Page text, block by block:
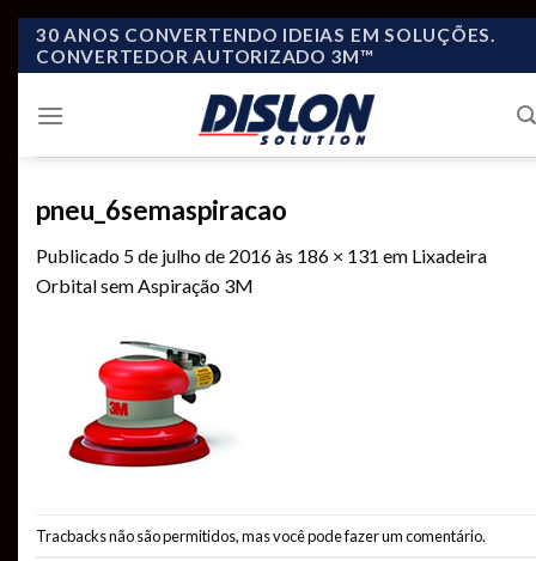
Skip
30 ANOS CONVERTENDO IDEIAS EM SOLUÇÕES.
CONVERTEDOR AUTORIZADO 3M™
pneu_6semaspiracao
Publicado 5 de julho de 2016às 186 × 131 em Lixadeira
Orbital sem Aspiração 3M
Tracbacks não são permitidos, mas você podefazer um comentário.